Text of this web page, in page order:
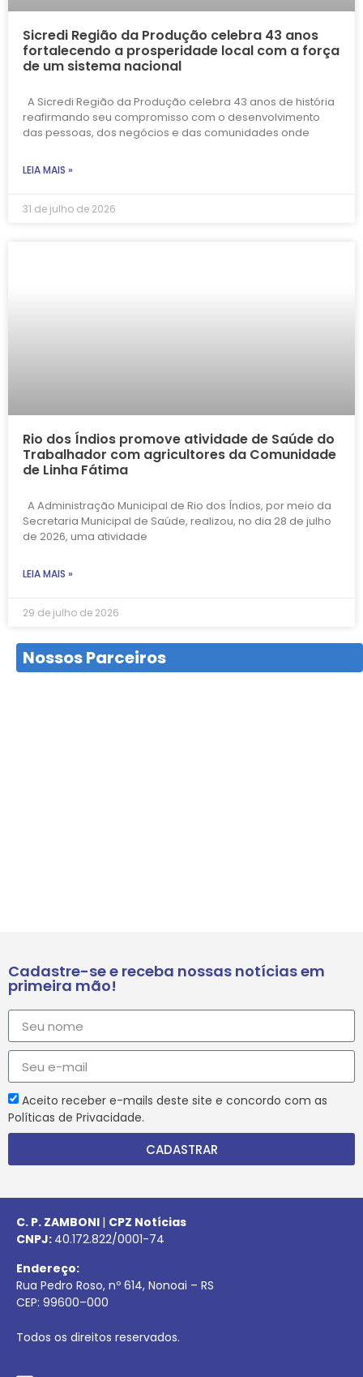
Sicredi Região da Produção celebra 43 anos
fortalecendo a prosperidade local com a força
de um sistema nacional
A Sicredi Região da Produção celebra 43 anos de história
reafirmando seu compromisso com o desenvolvimento
das pessoas, dos negócios e das comunidades onde
LEIA MAIS »
31 de julho de 2026
Rio dos Índios promove atividade de Saúde do
Trabalhador com agricultores da Comunidade
de Linha Fátima
A Administração Municipal de Rio dos Índios, por meio da
Secretaria Municipal de Saúde, realizou, no dia 28 de julho
de 2026, uma atividade
LEIA MAIS »
29 de julho de 2026
Nossos Parceiros
Cadastre-se e receba nossas notícias em
primeira mão!
Aceito receber e-mails deste site e concordo com as
Políticas de Privacidade.
CADASTRAR
C. P. ZAMBONI | CPZ Notícias
CNPJ: 40.172.822/0001-74
Endereço:
Rua Pedro Roso, nº 614, Nonoai – RS
CEP: 99600–000
Todos os direitos reservados.